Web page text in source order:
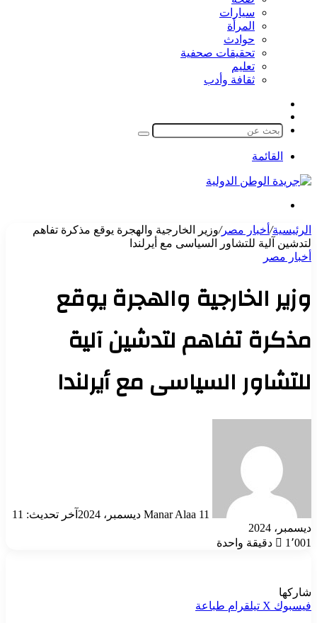
سيارات
المرأة
حوادث
تحقيقات صحفية
تعليم
ثقافة وأدب
المظلم
بحث
القائمة
الرئيسية/ أخبار مصر/وزير الخارجية والهجرة يوقع مذكرة تفاهم
لتدشين آلية للتشاور السياسى مع أيرلندا
أخبار مصر
وزير الخارجية والهجرة يوقع
مذكرة تفاهم لتدشين آلية
للتشاور السياسى مع أيرلندا
Manar Alaa 11 ديسمبر، 2024
آخر تحديث: 11
ديسمبر، 2024
1٬001
دقيقة واحدة
شاركها
فيسبوك ‫X تيلقرام طباعة